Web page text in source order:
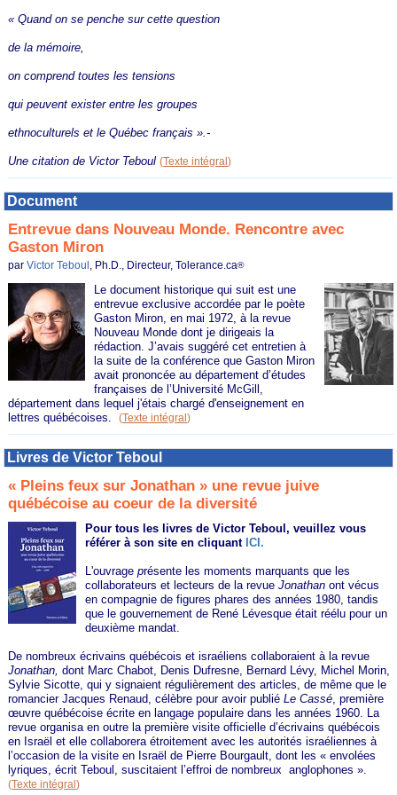
« Quand on se penche sur cette question
de la mémoire,
on comprend toutes les tensions
qui peuvent exister entre les groupes
ethnoculturels et le Québec français ».-
Une citation de Victor Teboul (Texte intégral)
Document
Entrevue dans Nouveau Monde. Rencontre avec
Gaston Miron
parVictor Teboul , Ph.D., Directeur, Tolerance.ca®
Le document historique qui suit est une
entrevue exclusive accordée par le poète
Gaston Miron, en mai 1972, à la revue
Nouveau Monde dont je dirigeais la
rédaction. J’avais suggéré cet entretien à
la suite de la conférence que Gaston Miron
avait prononcée au département d’études
françaises de l’Université McGill,
département dans lequel j'étais chargé d'enseignement en
lettres québécoises.(Texte intégral)
Livres de Victor Teboul
« Pleins feux sur Jonathan » une revue juive
québécoise au coeur de la diversité
Pour tous les livres de Victor Teboul, veuillez vous
référer à son site en cliquant ICI.
L'ouvrage présente les moments marquants que les
collaborateurs et lecteurs de la revueJonathan ont vécus
en compagnie de figures phares des années 1980, tandis
que le gouvernement de René Lévesque était réélu pour un
deuxième mandat.
De nombreux écrivains québécois et israéliens collaboraient à la revue
Jonathan,dont Marc Chabot, Denis Dufresne, Bernard Lévy, Michel Morin,
Sylvie Sicotte, qui y signaient régulièrement des articles, de même que le
romancier Jacques Renaud, célèbre pour avoir publiéLe Cassé , première
œuvre québécoise écrite en langage populaire dans les années 1960. La
revue organisa en outre la première visite officielle d’écrivains québécois
en Israël et elle collaborera étroitement avec les autorités israéliennes à
l’occasion de la visite en Israël de Pierre Bourgault, dont les « envolées
lyriques, écrit Teboul, suscitaient l’effroi de nombreux anglophones ».
(Texte intégral)